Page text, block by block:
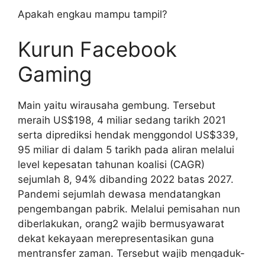
Apakah engkau mampu tampil?
Kurun Facebook
Gaming
Main yaitu wirausaha gembung. Tersebut
meraih US$198, 4 miliar sedang tarikh 2021
serta diprediksi hendak menggondol US$339,
95 miliar di dalam 5 tarikh pada aliran melalui
level kepesatan tahunan koalisi (CAGR)
sejumlah 8, 94% dibanding 2022 batas 2027.
Pandemi sejumlah dewasa mendatangkan
pengembangan pabrik. Melalui pemisahan nun
diberlakukan, orang2 wajib bermusyawarat
dekat kekayaan merepresentasikan guna
mentransfer zaman. Tersebut wajib mengaduk-